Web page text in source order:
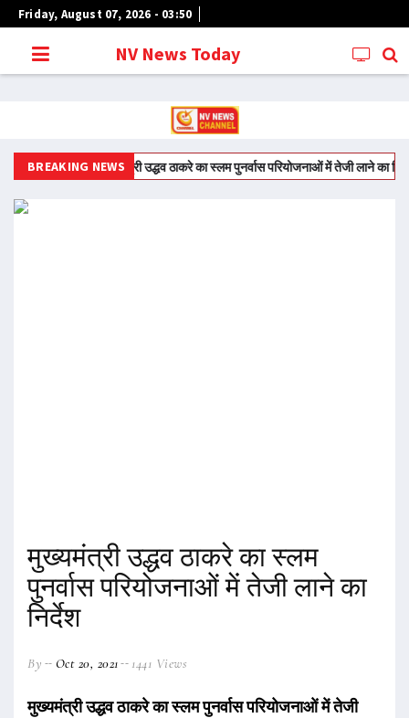
Friday, August 07, 2026 - 03:50
NV News Today
BREAKING NEWS
में भीषण आग मुख्यमंत्री उद्धव ठाकरे का स्लम पुनर्वास परियोजनाओं में तेजी लाने का निर्देश
मुख्यमंत्री उद्धव ठाकरे का स्लम
पुनर्वास परियोजनाओं में तेजी लाने का
निर्देश
By Oct 20, 2021 1441 Views
मुख्यमंत्री उद्धव ठाकरे का स्लम पुनर्वास परियोजनाओं में तेजी